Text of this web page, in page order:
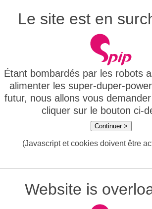
Le site est en
Étant bombardés par les robots
alimenter les super-duper-
futur, nous allons vous
cliquer sur le bouton ci-
Continuer >
(Javascript et cookies doivent être
Website is